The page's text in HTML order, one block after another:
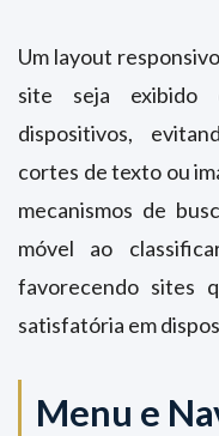
Um layout
site seja exibido
dispositivos,
cortes de texto ou
mecanismos de
móvel ao
favorecendo sites
satisfatória em
Menu e